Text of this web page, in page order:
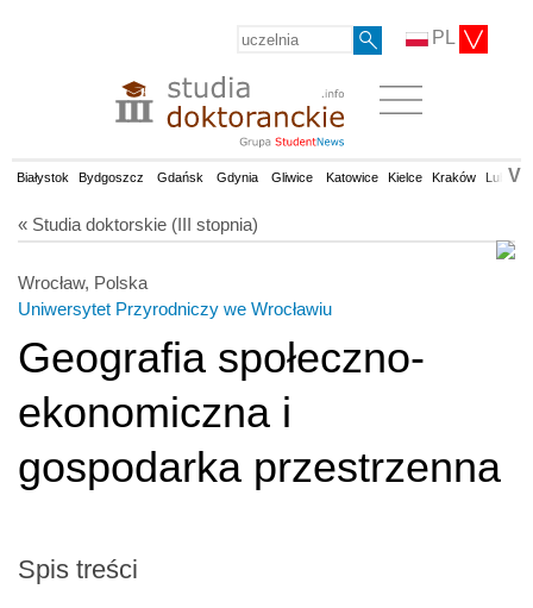
PL
Białystok Bydgoszcz Gdańsk Gdynia Gliwice Katowice Kielce Kraków Lublin
V
« Studia doktorskie (III stopnia)
Wrocław, Polska
Uniwersytet Przyrodniczy we Wrocławiu
Geografia społeczno-
ekonomiczna i
gospodarka przestrzenna
Spis treści